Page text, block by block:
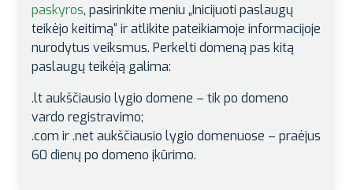
paskyros, pasirinkite meniu „Inicijuoti paslaugų
teikėjo keitimą“ ir atlikite pateikiamoje informacijoje
nurodytus veiksmus. Perkelti domeną pas kitą
paslaugų teikėją galima:
.lt aukščiausio lygio domene – tik po domeno
vardo registravimo;
.com ir .net aukščiausio lygio domenuose – praėjus
60 dienų po domeno įkūrimo.